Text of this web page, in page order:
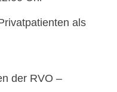
als
der RVO –